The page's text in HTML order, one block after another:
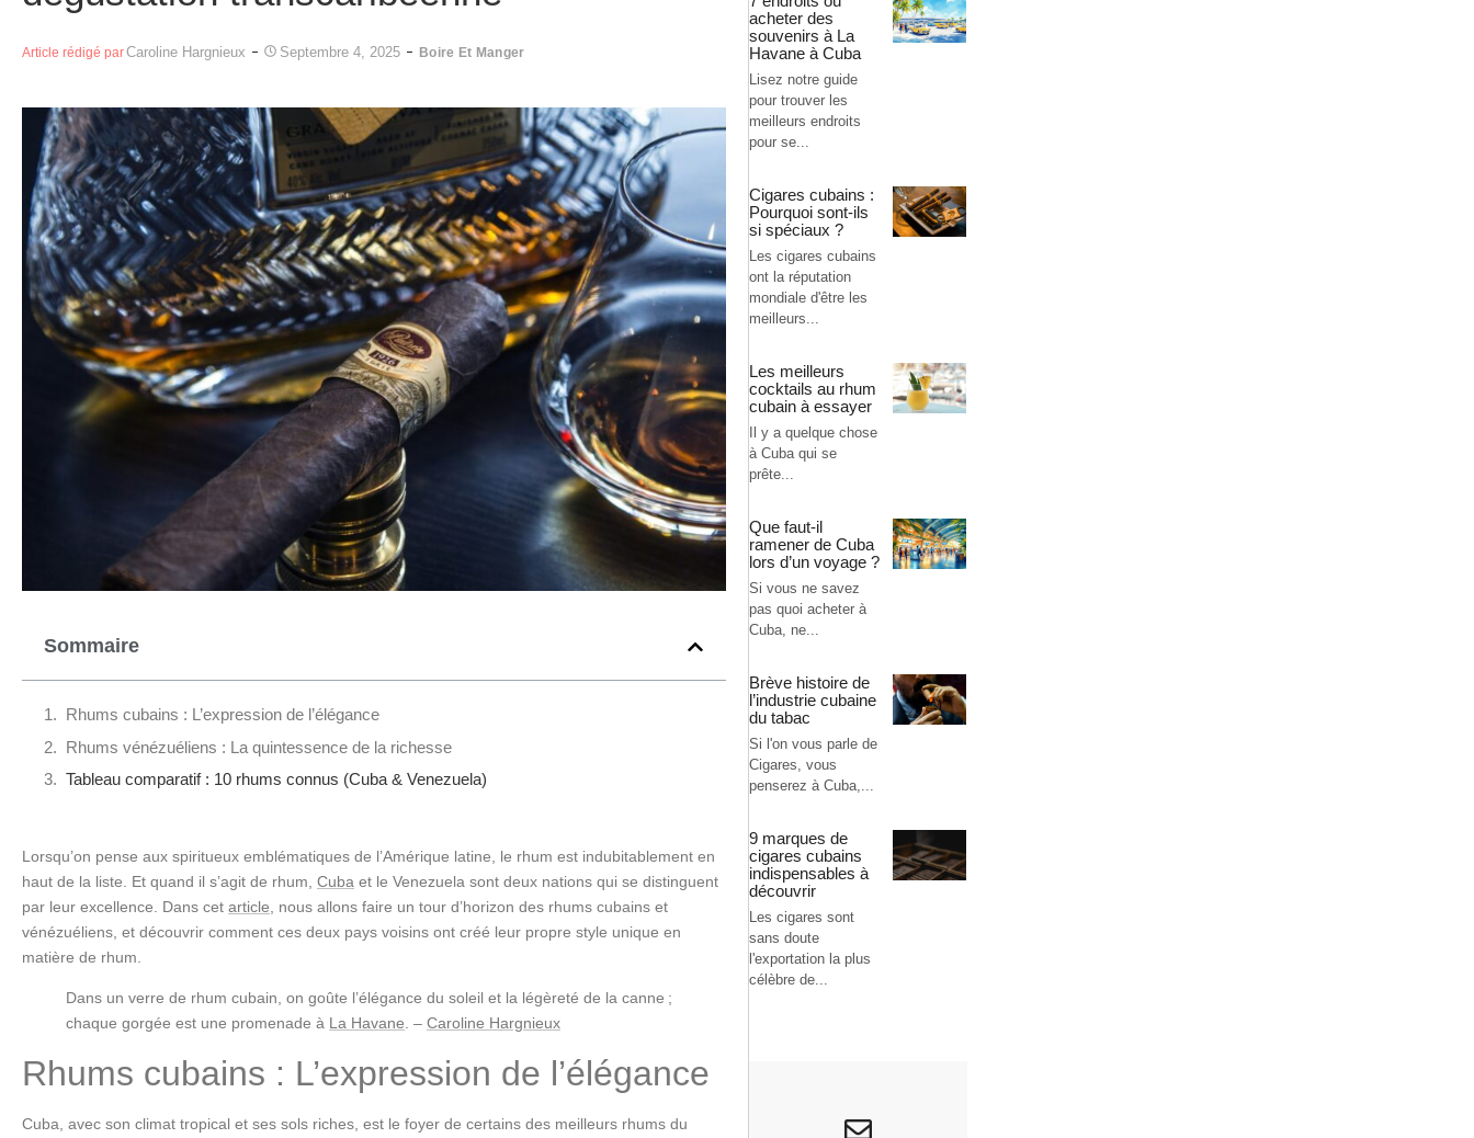
Article rédigé parCaroline Hargnieux Septembre 4, 2025 Boire Et Manger
Sommaire
Rhums cubains : L’expression de l’élégance
Rhums vénézuéliens : La quintessence de la richesse
Tableau comparatif : 10 rhums connus (Cuba & Venezuela)
Lorsqu’on pense aux spiritueux emblématiques de l’Amérique latine, le rhum est indubitablement en
haut de la liste. Et quand il s’agit de rhum, Cuba et le Venezuela sont deux nations qui se distinguent
par leur excellence. Dans cet article , nous allons faire un tour d’horizon des rhums cubains et
vénézuéliens, et découvrir comment ces deux pays voisins ont créé leur propre style unique en
matière de rhum.
Dans un verre de rhum cubain, on goûte l’élégance du soleil et la légèreté de la canne ;
chaque gorgée est une promenade à La Havane . – Caroline Hargnieux
Rhums cubains : L’expression de l’élégance
Cuba, avec son climat tropical et ses sols riches, est le foyer de certains des meilleurs rhums du
acheter des
souvenirs à La
Havane à Cuba
Lisez notre guide
pour trouver les
meilleurs endroits
pour se...
Cigares cubains :
Pourquoi sont-ils
si spéciaux ?
Les cigares cubains
ont la réputation
mondiale d'être les
meilleurs...
Les meilleurs
cocktails au rhum
cubain à essayer
Il y a quelque chose
à Cuba qui se
prête...
Que faut-il
ramener de Cuba
lors d’un voyage ?
Si vous ne savez
pas quoi acheter à
Cuba, ne...
Brève histoire de
l’industrie cubaine
du tabac
Si l'on vous parle de
Cigares, vous
penserez à Cuba,...
9 marques de
cigares cubains
indispensables à
découvrir
Les cigares sont
sans doute
l'exportation la plus
célèbre de...